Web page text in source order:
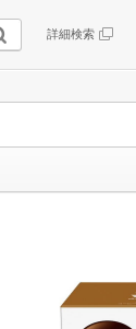
詳細検索